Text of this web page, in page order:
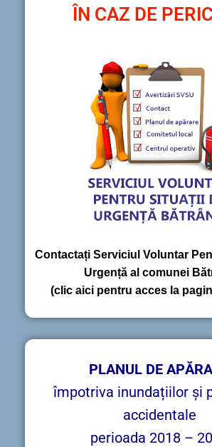
ÎN CAZ DE
Contactați Serviciul Voluntar
Urgență al comunei
(clic aici pentru acces la
PLANUL DE
împotriva inundațiilor și
accidentale
perioada 2018 –